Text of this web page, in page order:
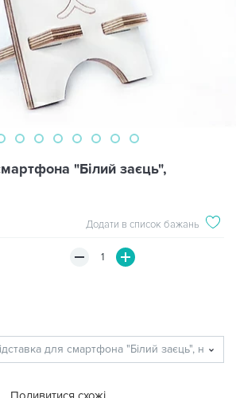
"Білий заєць",
Додати в список бажань